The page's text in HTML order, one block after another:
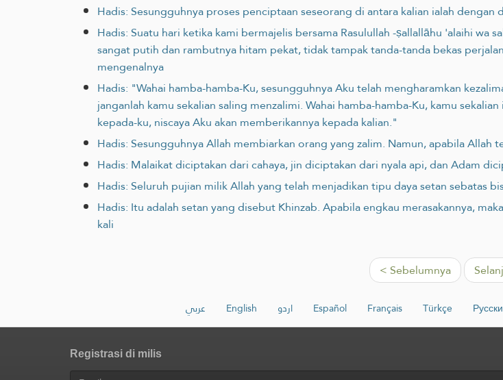
Hadis: Sesungguhnya proses penciptaan seseorang di antara kalian ialah
Hadis: Suatu hari ketika kami bermajelis bersama Rasulullah -ṣallallāhu 'alaihi wa
sangat putih dan rambutnya hitam pekat, tidak tampak tanda-tanda bekas
mengenalnya
Hadis: "Wahai hamba-hamba-Ku, sesungguhnya Aku telah mengharamkan
janganlah kamu sekalian saling menzalimi. Wahai hamba-hamba-Ku, kamu
kepada-ku, niscaya Aku akan memberikannya kepada kalian."
Hadis: Sesungguhnya Allah membiarkan orang yang zalim. Namun, apabila Allah
Hadis: Malaikat diciptakan dari cahaya, jin diciptakan dari nyala api, dan Adam
Hadis: Seluruh pujian milik Allah yang telah menjadikan tipu daya setan sebatas
Hadis: Itu adalah setan yang disebut Khinzab. Apabila engkau merasakannya,
kali
< Sebelumnya
عربي English اردو Español Français Türkçe
Registrasi di milis